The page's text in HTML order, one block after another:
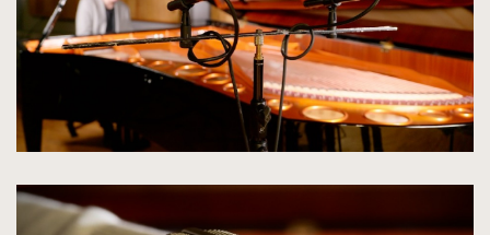
spowoduje
powiększenie
zdjęcia